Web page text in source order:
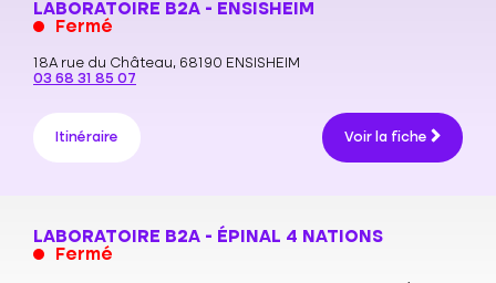
LABORATOIRE B2A - ENSISHEIM
Fermé
18A rue du Château, 68190 ENSISHEIM
03 68 31 85 07
Itinéraire Voir la fiche
LABORATOIRE B2A - ÉPINAL 4 NATIONS
Fermé